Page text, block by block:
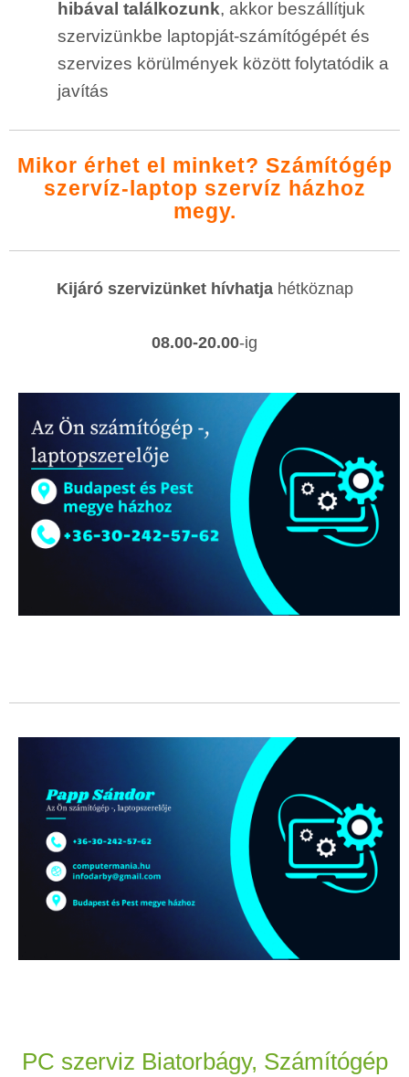
hibával találkozunk, akkor beszállítjuk
szervizünkbe laptopját-számítógépét és
szervizes körülmények között folytatódik a
javítás
Mikor érhet el minket? Számítógép
szervíz-laptop szervíz házhoz
megy.
Kijáró szervizünket hívhatjahétköznap
08.00-20.00-ig
PC szerviz Biatorbágy, Számítógép